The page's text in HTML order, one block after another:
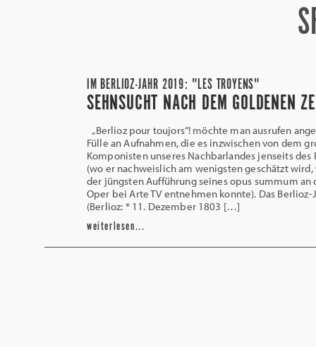
IM BERLIOZ-JAHR 2019: "LES TROYENS"
SEHNSUCHT NACH DEM GOLDENEN
„Berlioz pour toujors“! möchte man ausrufen
Fülle an Aufnahmen, die es inzwischen von dem
Komponisten unseres Nachbarlandes jenseits des
(wo er nachweislich am wenigsten geschätzt
der jüngsten Aufführung seines opus summum an
Oper bei Arte TV entnehmen konnte). Das Berlioz-
(Berlioz: * 11. Dezember 1803 […]
weiterlesen...